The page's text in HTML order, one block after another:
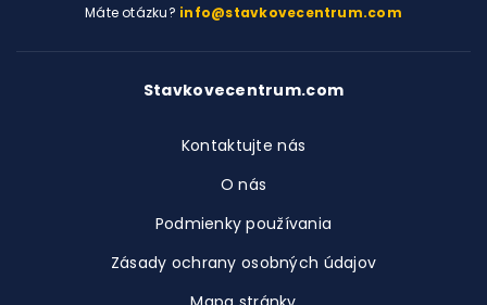
Máte otázku? info@stavkovecentrum.com
Stavkovecentrum.com
Kontaktujte nás
O nás
Podmienky používania
Zásady ochrany osobných údajov